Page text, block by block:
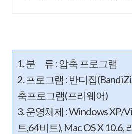
1. 분 류 : 압축 프로그램
2. 프로그램 : 반디집
축프로그램(프리웨어)
3. 운영체제 : Windows XP/
트,64비트), Mac OS X 10.6,